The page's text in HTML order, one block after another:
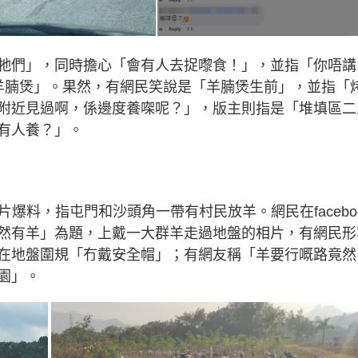
們」，同時擔心「會有人去捉嚟食！」，並指「你唔
煲」。果然，有網民笑說是「羊腩煲生前」，並指「
近見過啊，係邊度養㗎呢？」，版主則指是「堆填區
人養？」。
爆料，指屯門和沙頭角一帶有村民放羊。網民在
有羊」為題，上戴一大群羊走過地盤的相片，有網民
地盤圍規「冇戴安全帽」；有網友稱「羊要行嘅路竟
」。